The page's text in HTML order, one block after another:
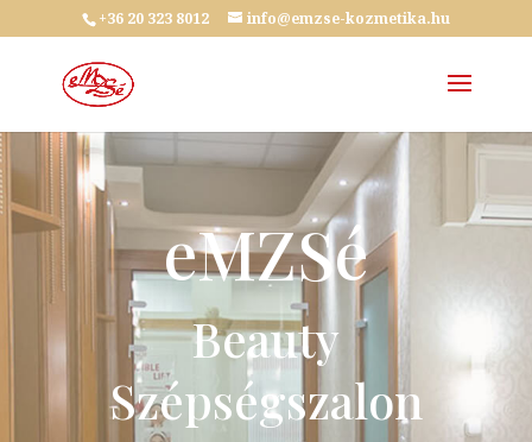
+36 20 323 8012 info@emzse-kozmetika.hu
eMZSé
Beauty
Szépségszalon